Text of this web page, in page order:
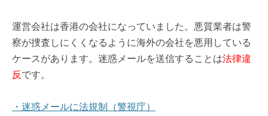
運営会社は香港の会社になっていました。悪質業者は警
察が捜査しにくくなるように海外の会社を悪用している
ケースがあります。迷惑メールを送信することは法律違
反 です。
・迷惑メールに法規制（警視庁）